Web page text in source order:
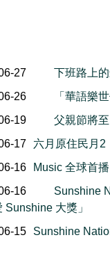
27
下班路上
26
「華語樂
19
父親節將
17
六月原住民月2
16
Music 全球首
16
Sunshine
Sunshine 大獎」
15
Sunshine